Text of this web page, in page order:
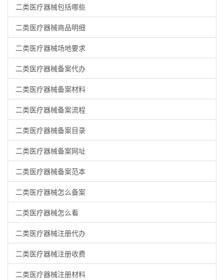
二类医疗器械包括哪些
二类医疗器械商品明细
二类医疗器械场地要求
二类医疗器械备案代办
二类医疗器械备案材料
二类医疗器械备案流程
二类医疗器械备案目录
二类医疗器械备案网址
二类医疗器械备案范本
二类医疗器械怎么备案
二类医疗器械怎么看
二类医疗器械注册代办
二类医疗器械注册收费
二类医疗器械注册材料